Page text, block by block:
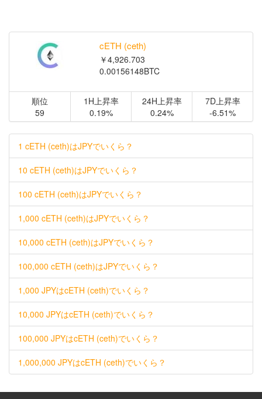
cETH (ceth)
￥4,926.703
0.00156148BTC
順位
59
1H上昇率
0.19%
24H上昇率
0.24%
7D上昇率
-6.51%
1 cETH (ceth)はJPYでいくら？
10 cETH (ceth)はJPYでいくら？
100 cETH (ceth)はJPYでいくら？
1,000 cETH (ceth)はJPYでいくら？
10,000 cETH (ceth)はJPYでいくら？
100,000 cETH (ceth)はJPYでいくら？
1,000 JPYはcETH (ceth)でいくら？
10,000 JPYはcETH (ceth)でいくら？
100,000 JPYはcETH (ceth)でいくら？
1,000,000 JPYはcETH (ceth)でいくら？